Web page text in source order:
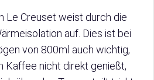
Le Creuset weist durch die
auf. Dies ist bei
von 800ml auch wichtig,
Kaffee nicht direkt genießt,